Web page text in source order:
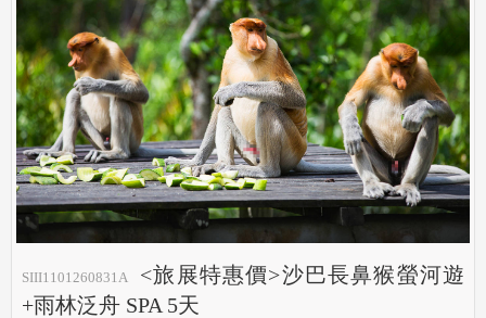
SIII1101260831A
<旅展特惠價>沙巴長鼻猴螢河遊
+雨林泛舟 SPA 5天